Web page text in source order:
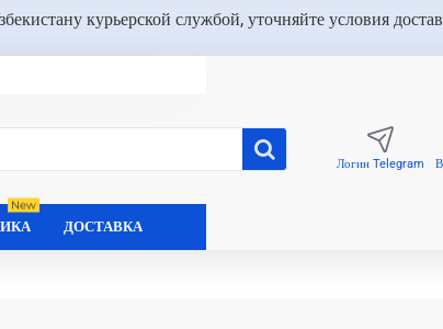
курьерской службой, уточняйте условия
Логин Telegram
New
ДОСТАВКА